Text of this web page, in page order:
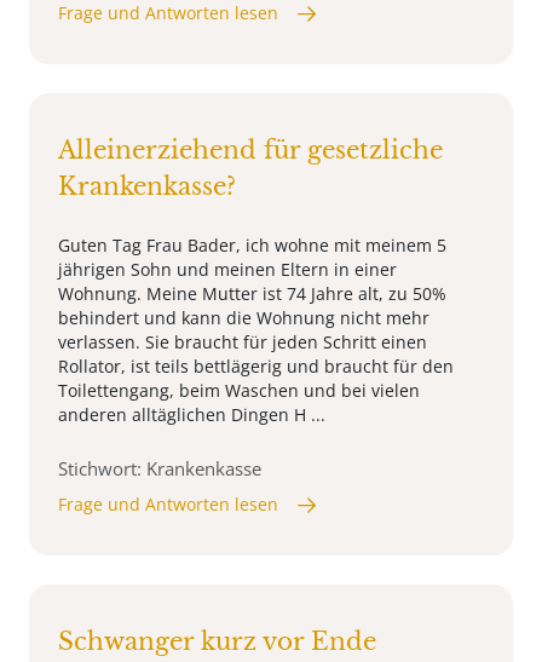
Frage und Antworten lesen
Alleinerziehend für gesetzliche
Krankenkasse?
Guten Tag Frau Bader, ich wohne mit meinem 5
jährigen Sohn und meinen Eltern in einer
Wohnung. Meine Mutter ist 74 Jahre alt, zu 50%
behindert und kann die Wohnung nicht mehr
verlassen. Sie braucht für jeden Schritt einen
Rollator, ist teils bettlägerig und braucht für den
Toilettengang, beim Waschen und bei vielen
anderen alltäglichen Dingen H ...
Stichwort: Krankenkasse
Frage und Antworten lesen
Schwanger kurz vor Ende